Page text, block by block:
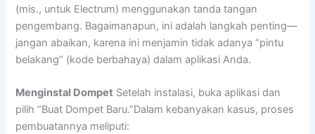
(mis., untuk Electrum) menggunakan tanda tangan
pengembang. Bagaimanapun, ini adalah langkah penting—
jangan abaikan, karena ini menjamin tidak adanya “pintu
belakang” (kode berbahaya) dalam aplikasi Anda.
Menginstal Dompet Setelah instalasi, buka aplikasi dan
pilih “Buat Dompet Baru.”Dalam kebanyakan kasus, proses
pembuatannya meliputi: